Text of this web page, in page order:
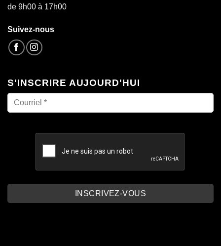
de 9h00 à 17h00
Suivez-nous
S'INSCRIRE AUJOURD'HUI